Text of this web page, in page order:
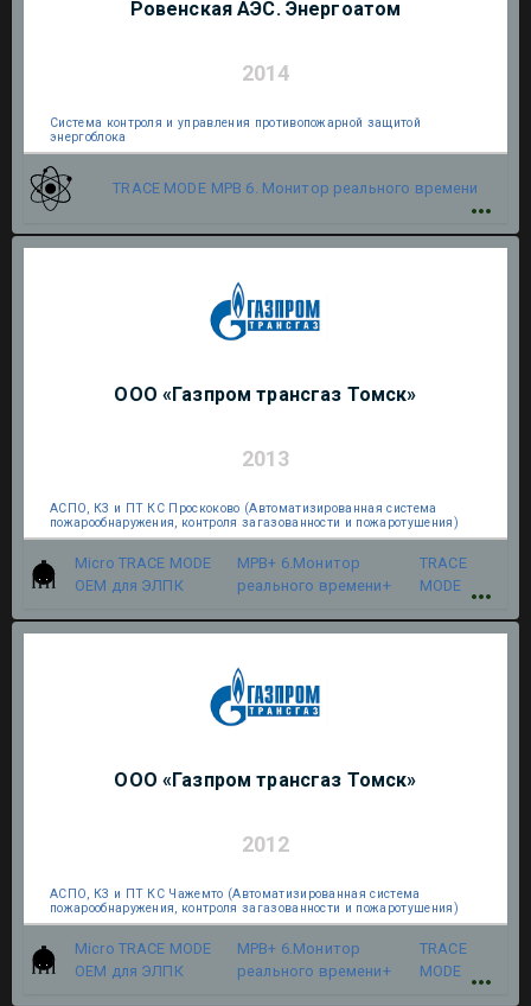
Ровенская АЭС. Энергоатом
2014
Система контроля и управления противопожарной защитой
энергоблока
TRACE MODE МРВ 6. Монитор реального времени
ООО «Газпром трансгаз Томск»
2013
АСПО, КЗ и ПТ КС Проскоково (Автоматизированная система
пожарообнаружения, контроля загазованности и пожаротушения)
Micro TRACE MODE
OEM для ЭЛПК
МРВ+ 6.Монитор
реального времени+
TRACE
MODE
ООО «Газпром трансгаз Томск»
2012
АСПО, КЗ и ПТ КС Чажемто (Автоматизированная система
пожарообнаружения, контроля загазованности и пожаротушения)
Micro TRACE MODE
OEM для ЭЛПК
МРВ+ 6.Монитор
реального времени+
TRACE
MODE